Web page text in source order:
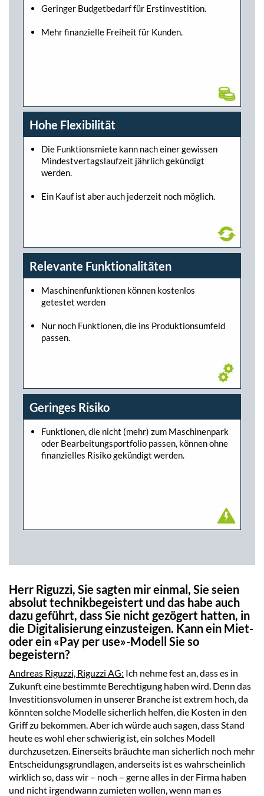
Geringer Budgetbedarf für Erstinvestition.
Mehr finanzielle Freiheit für Kunden.
Hohe Flexibilität
Die Funktionsmiete kann nach einer gewissen
Mindestvertagslaufzeit jährlich gekündigt
werden.
Ein Kauf ist aber auch jederzeit noch möglich.
Relevante Funktionalitäten
Maschinenfunktionen können kostenlos
getestet werden
Nur noch Funktionen, die ins Produktionsumfeld
passen.
Geringes Risiko
Funktionen, die nicht (mehr) zum Maschinenpark
oder Bearbeitungsportfolio passen, können ohne
finanzielles Risiko gekündigt werden.
Herr Riguzzi, Sie sagten mir einmal, Sie seien
absolut technikbegeistert und das habe auch
dazu geführt, dass Sie nicht gezögert hatten, in
die Digitalisierung einzusteigen. Kann ein Miet-
oder ein «Pay per use»-Modell Sie so
begeistern?
Andreas Riguzzi, Riguzzi AG: Ich nehme fest an, dass es in
Zukunft eine bestimmte Berechtigung haben wird. Denn das
Investitionsvolumen in unserer Branche ist extrem hoch, da
könnten solche Modelle sicherlich helfen, die Kosten in den
Griff zu bekommen. Aber ich würde auch sagen, dass Stand
heute es wohl eher schwierig ist, ein solches Modell
durchzusetzen. Einerseits bräuchte man sicherlich noch mehr
Entscheidungsgrundlagen, anderseits ist es wahrscheinlich
wirklich so, dass wir – noch – gerne alles in der Firma haben
und nicht irgendwann zumieten wollen, wenn man es